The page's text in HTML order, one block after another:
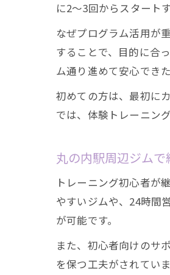
に2～3回からスタート
なぜプログラム活用が
することで、目的に合
ム通り進めて安心でき
初めての方は、最初に
では、体験トレーニン
丸の内駅周辺ジム
トレーニング初心者が
やすいジムや、24時間
が可能です。
また、初心者向けのサ
を保つ工夫がされてい